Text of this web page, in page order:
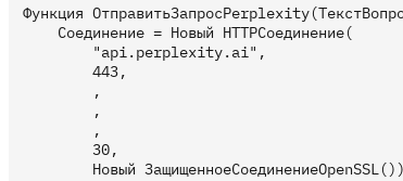
Функция
    Соединение = Новый HTTPСоединение(
        "api.perplexity.ai",
        443,
        ,
        ,
        ,
        30,
Новый